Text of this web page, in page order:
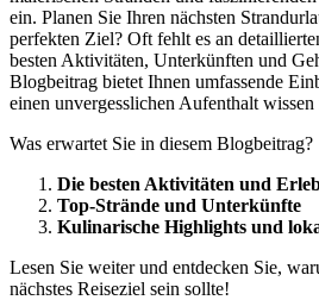
ein. Planen Sie Ihren nächsten
perfekten Ziel? Oft fehlt es an
besten Aktivitäten, Unterkünften und
Blogbeitrag bietet Ihnen umfassende
einen unvergesslichen Aufenthalt wissen
Was erwartet Sie in diesem Blogbeitrag?
Die besten Aktivitäten und
Top-Strände und Unterkünfte
Kulinarische Highlights und
Lesen Sie weiter und entdecken Sie,
nächstes Reiseziel sein sollte!